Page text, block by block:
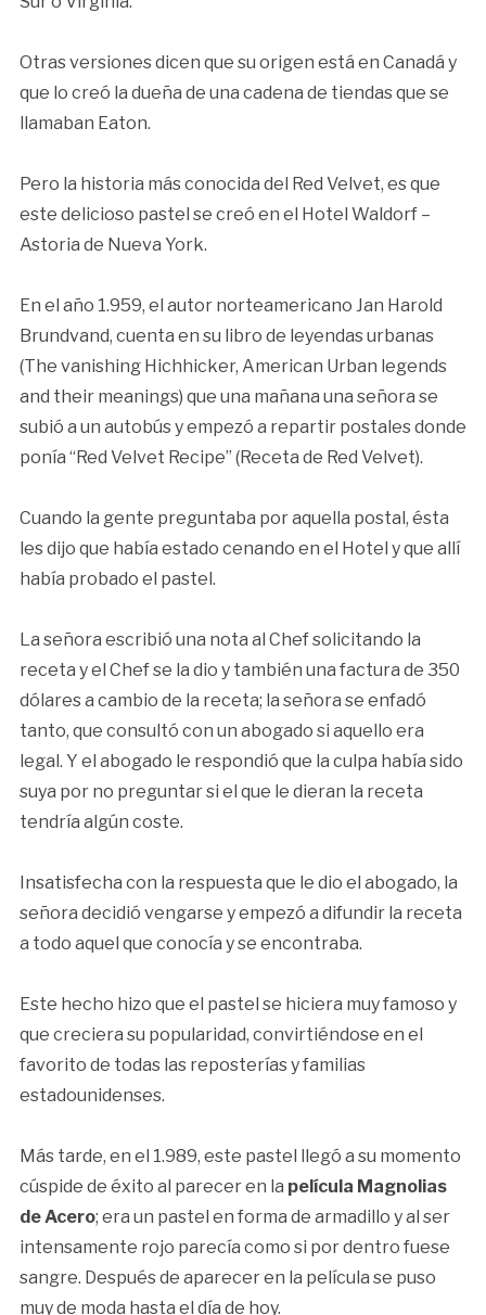
Otras versiones dicen que su origen está en Canadá y
que lo creó la dueña de una cadena de tiendas que se
llamaban Eaton.
Pero la historia más conocida del Red Velvet, es que
este delicioso pastel se creó en el Hotel Waldorf –
Astoria de Nueva York.
En el año 1.959, el autor norteamericano Jan Harold
Brundvand, cuenta en su libro de leyendas urbanas
(The vanishing Hichhicker, American Urban legends
and their meanings) que una mañana una señora se
subió a un autobús y empezó a repartir postales donde
ponía “Red Velvet Recipe” (Receta de Red Velvet).
Cuando la gente preguntaba por aquella postal, ésta
les dijo que había estado cenando en el Hotel y que allí
había probado el pastel.
La señora escribió una nota al Chef solicitando la
receta y el Chef se la dio y también una factura de 350
dólares a cambio de la receta; la señora se enfadó
tanto, que consultó con un abogado si aquello era
legal. Y el abogado le respondió que la culpa había sido
suya por no preguntar si el que le dieran la receta
tendría algún coste.
Insatisfecha con la respuesta que le dio el abogado, la
señora decidió vengarse y empezó a difundir la receta
a todo aquel que conocía y se encontraba.
Este hecho hizo que el pastel se hiciera muy famoso y
que creciera su popularidad, convirtiéndose en el
favorito de todas las reposterías y familias
estadounidenses.
Más tarde, en el 1.989, este pastel llegó a su momento
cúspide de éxito al parecer en la película Magnolias
de Acero; era un pastel en forma de armadillo y al ser
intensamente rojo parecía como si por dentro fuese
sangre. Después de aparecer en la película se puso
muy de moda hasta el día de hoy.